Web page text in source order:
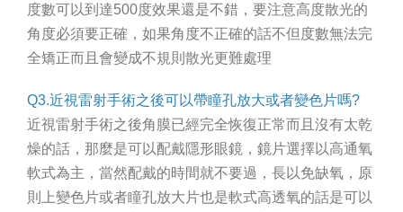
度數可以到達500度效果還是不錯，要注意高度散光的
角度必須要正確，如果角度不正確的話不但度數無法完
全矯正而且會變成不規則散光更難處理
Q3.近視雷射手術之後可以帶瞳孔放大或者變色片嗎?
近視雷射手術之後角膜已經完全恢復正常而且沒有太乾
燥的話，那麼是可以配戴隱形眼鏡，鏡片選擇以高通氧
軟式為主，當然配戴的時間就不要過，長以免缺氧，原
則上變色片或者瞳孔放大片也是軟式高透氧的話是可以